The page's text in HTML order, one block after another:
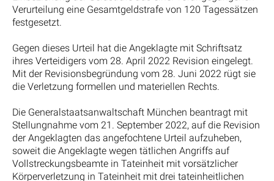
Verurteilung eine Gesamtgeldstrafe von 120 Tagessätzen
festgesetzt.
Gegen dieses Urteil hat die Angeklagte mit Schriftsatz
ihres Verteidigers vom 28. April 2022 Revision eingelegt.
Mit der Revisionsbegründung vom 28. Juni 2022 rügt sie
die Verletzung formellen und materiellen Rechts.
Die Generalstaatsanwaltschaft München beantragt mit
Stellungnahme vom 21. September 2022, auf die Revision
der Angeklagten das angefochtene Urteil aufzuheben,
soweit die Angeklagte wegen tätlichen Angriffs auf
Vollstreckungsbeamte in Tateinheit mit vorsätzlicher
Körperverletzung in Tateinheit mit drei tateinheitlichen